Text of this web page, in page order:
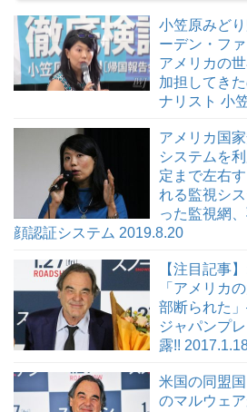
小笠原みど
ーデン・フ
アメリカの
加担してき
ナリスト 小
アメリカ国
システムを
定まで左右
れる監視シ
った監視網
顔認証システム 2019.8.20
【注目記事
「アメリカ
部断られた
ジャパンプ
露!!
米国の同盟
のマルウェ